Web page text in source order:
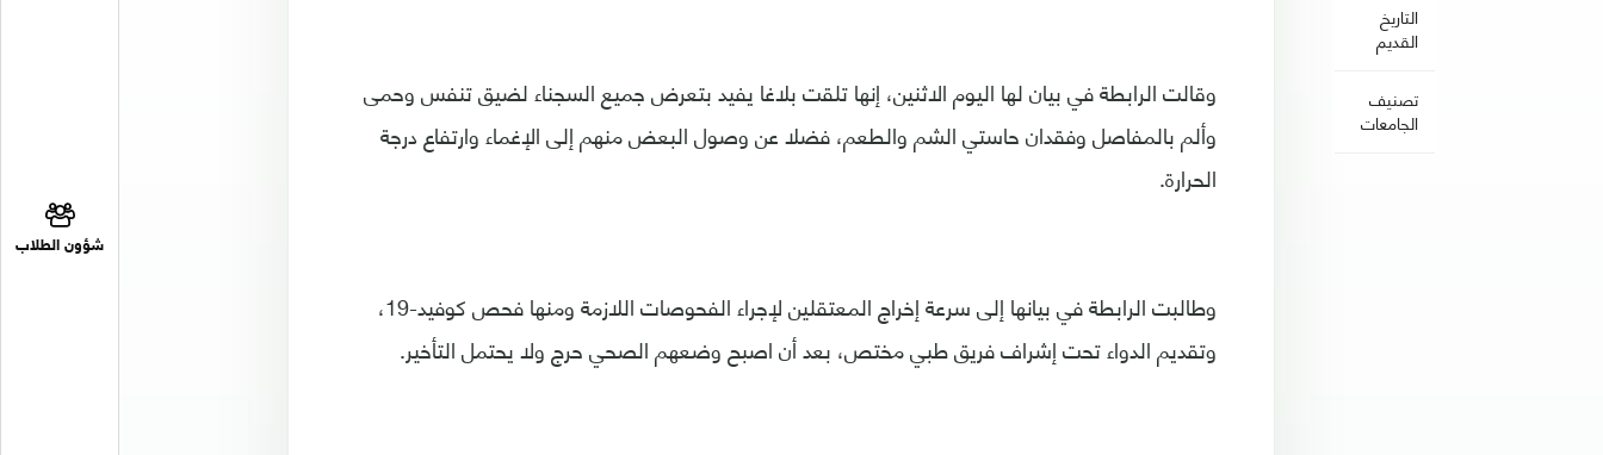
شؤون الطلاب
التاريخ
القديم
تصنيف
الجامعات
وقالت الرابطة في بيان لها اليوم الاثنين، إنها تلقت بلاغا يفيد بتعرض جميع السجناء لضيق تنفس وحمى
وألم بالمفاصل وفقدان حاستي الشم والطعم، فضلا عن وصول البعض منهم إلى الإغماء وارتفاع درجة
الحرارة.
وطالبت الرابطة في بيانها إلى سرعة إخراج المعتقلين لإجراء الفحوصات اللازمة ومنها فحص كوفيد-19،
وتقديم الدواء تحت إشراف فريق طبي مختص، بعد أن اصبح وضعهم الصحي حرج ولا يحتمل التأخير.